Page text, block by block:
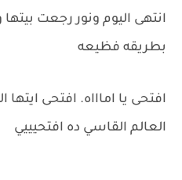
انتهى اليوم ونور رجعت
بطريقه فظيعه
افتحى يا اماااه. افتحى ايتها
العالم القاسي ده افتحيييي